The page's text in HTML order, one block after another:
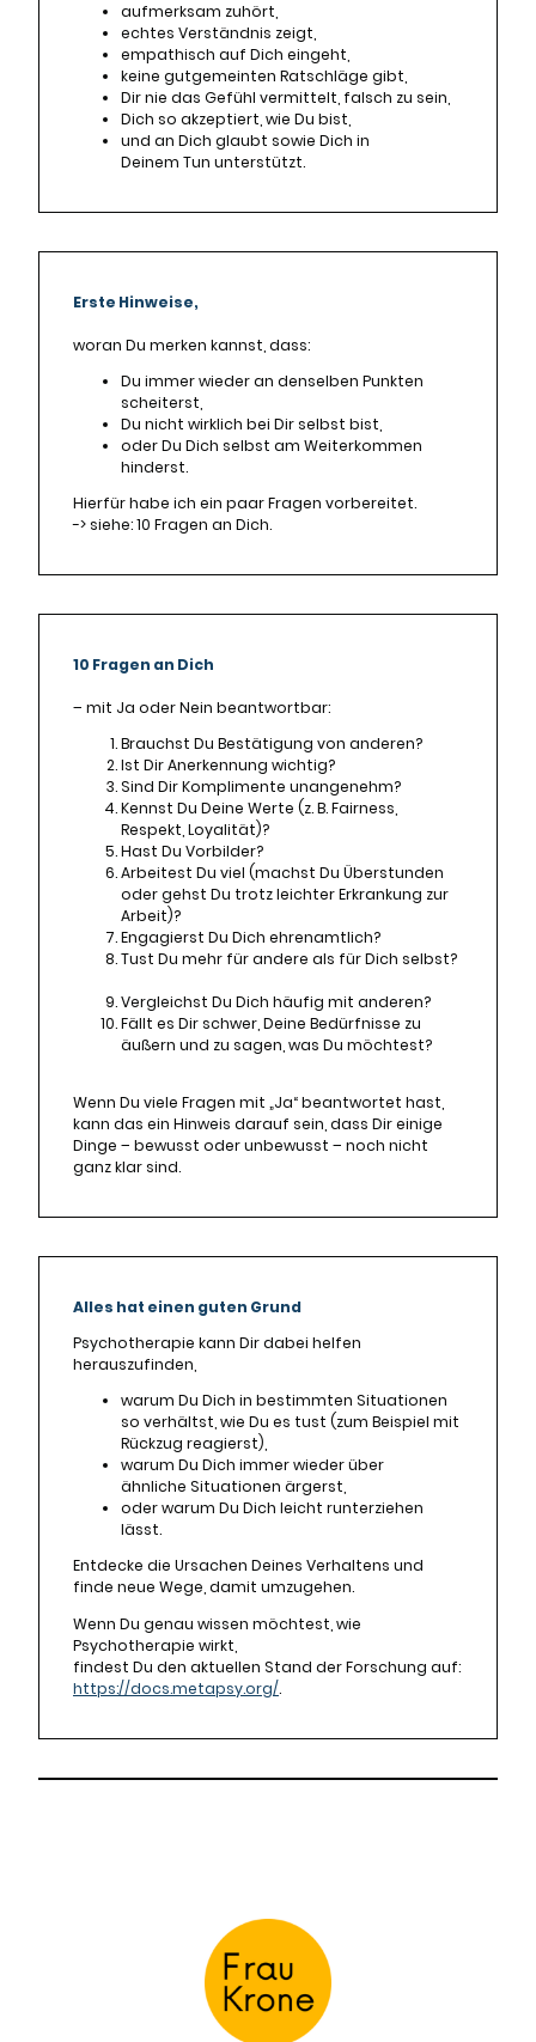
aufmerksam zuhört,
echtes Verständnis zeigt,
empathisch auf Dich eingeht,
keine gutgemeinten Ratschläge gibt,
Dir nie das Gefühl vermittelt, falsch zu sein,
Dich so akzeptiert, wie Du bist,
und an Dich glaubt sowie Dich in
Deinem Tun unterstützt.
Erste Hinweise,
woran Du merken kannst, dass:
Du immer wieder an denselben Punkten
scheiterst,
Du nicht wirklich bei Dir selbst bist,
oder Du Dich selbst am Weiterkommen
hinderst.
Hierfür habe ich ein paar Fragen vorbereitet.
-> siehe: 10 Fragen an Dich.
10 Fragen an Dich
– mit Ja oder Nein beantwortbar:
Brauchst Du Bestätigung von anderen?
Ist Dir Anerkennung wichtig?
Sind Dir Komplimente unangenehm?
Kennst Du Deine Werte (z. B. Fairness,
Respekt, Loyalität)?
Hast Du Vorbilder?
Arbeitest Du viel (machst Du Überstunden
oder gehst Du trotz leichter Erkrankung zur
Arbeit)?
Engagierst Du Dich ehrenamtlich?
Tust Du mehr für andere als für Dich selbst?
Vergleichst Du Dich häufig mit anderen?
Fällt es Dir schwer, Deine Bedürfnisse zu
äußern und zu sagen, was Du möchtest?
Wenn Du viele Fragen mit „Ja“ beantwortet hast,
kann das ein Hinweis darauf sein, dass Dir einige
Dinge – bewusst oder unbewusst – noch nicht
ganz klar sind.
Alles hat einen guten Grund
Psychotherapie kann Dir dabei helfen
herauszufinden,
warum Du Dich in bestimmten Situationen
so verhältst, wie Du es tust (zum Beispiel mit
Rückzug reagierst),
warum Du Dich immer wieder über
ähnliche Situationen ärgerst,
oder warum Du Dich leicht runterziehen
lässt.
Entdecke die Ursachen Deines Verhaltens und
finde neue Wege, damit umzugehen.
Wenn Du genau wissen möchtest, wie
Psychotherapie wirkt,
findest Du den aktuellen Stand der Forschung auf:
https://docs.metapsy.org/.